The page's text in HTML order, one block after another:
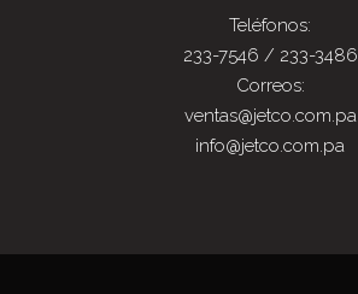
Teléfonos:
233-7546 / 233-3486
Correos:
ventas@jetco.com.pa
info@jetco.com.pa